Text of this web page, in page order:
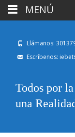
Llámanos:
Escríbenos:
Todos por
una
MENÚ